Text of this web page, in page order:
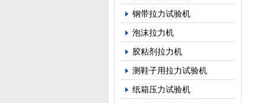
钢带拉力试验机
泡沫拉力机
胶粘剂拉力机
测鞋子用拉力试验机
纸箱压力试验机